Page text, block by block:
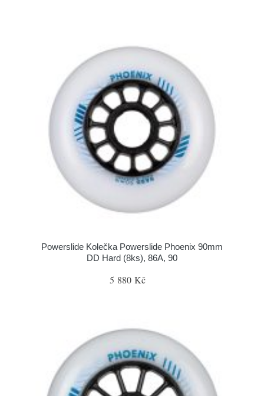
Powerslide Kolečka Powerslide Phoenix 90mm
DD Hard (8ks), 86A, 90
5 880 Kč